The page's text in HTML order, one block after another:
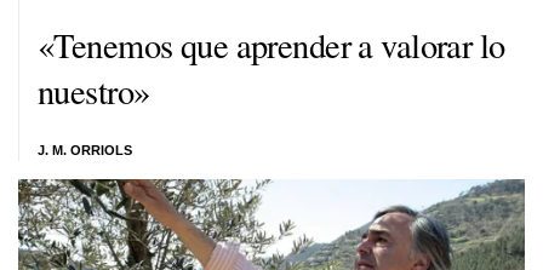
«Tenemos que aprender a valorar lo
nuestro»
J. M. ORRIOLS